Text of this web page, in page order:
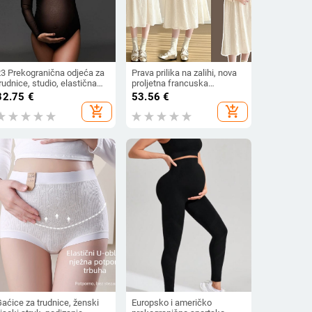
Prekogranična odjeća za
studio, elastična
mreža, uski
elastični kombinezon za vile,
za fotografiranje
€
add_shopping_cart
Prava prilika na zalihi, nova
proljetna francuska
visokokvalitetna haljina s
prekrasna vanjska odjeća,
53.56 €
add_shopping_cart
za trudnice, ženski
Europsko i američko